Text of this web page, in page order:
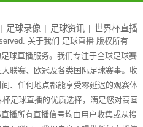
足球录像 足球资讯 世界杯直播
关于我们 足球直播版权所有
球直播服务。我们专注于全球足球赛
联赛、欧冠及各类国际足球赛事。收
、任何地点都能享受零延迟的观赛体
足球直播的优质选择，满足您对高画
播所有直播信号均由用户收集或从搜